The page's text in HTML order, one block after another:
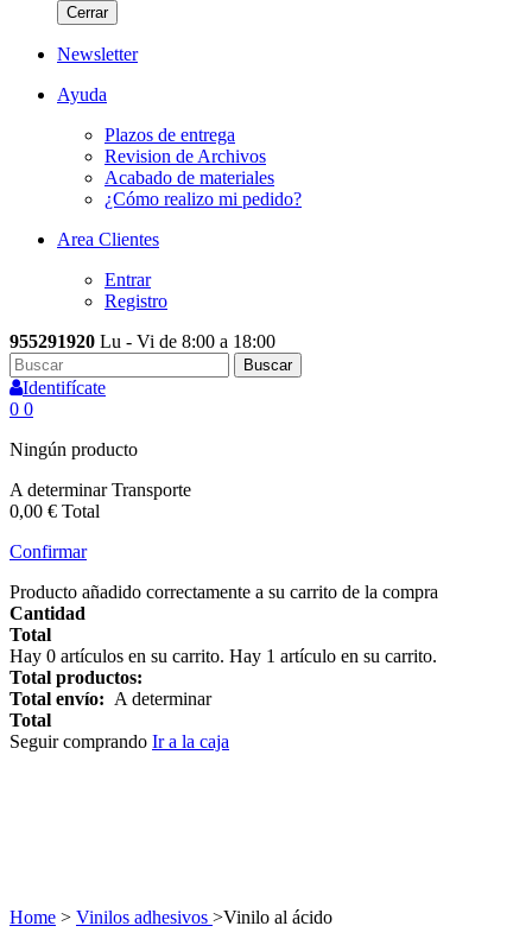
Cerrar
Newsletter
Ayuda
Plazos de entrega
Revision de Archivos
Acabado de materiales
¿Cómo realizo mi pedido?
Area Clientes
Entrar
Registro
955291920 Lu - Vi de 8:00 a 18:00
Buscar
Identifícate
0 0
Ningún producto
A determinarTransporte
0,00 € Total
Confirmar
Producto añadido correctamente a su carrito de la compra
Cantidad
Total
Hay 0 artículos en su carrito. Hay 1 artículo en su carrito.
Total productos:
Total envío: A determinar
Total
Seguir comprando Ir a la caja
Home > Vinilos adhesivos >Vinilo al ácido